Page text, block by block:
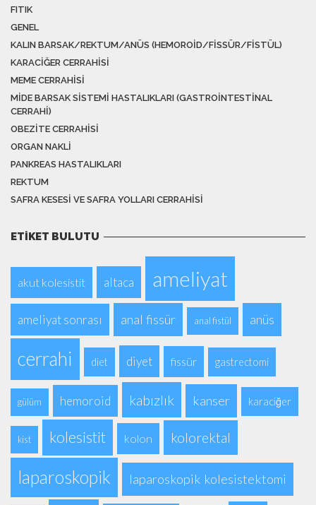
FITIK
GENEL
KALIN BARSAK/REKTUM/ANÜS (HEMOROID/FISSÜR/FISTÜL)
KARACIĞER CERRAHISI
MEME CERRAHISI
MIDE BARSAK SISTEMI HASTALIKLARI (GASTROINTESTINAL
CERRAHI)
OBEZITE CERRAHISI
ORGAN NAKLI
PANKREAS HASTALIKLARI
REKTUM
SAFRA KESESI VE SAFRA YOLLARI CERRAHISI
ETIKET BULUTU
akut kolesistit altaca ameliyat
ameliyat sonrası anal fissür anal fistül anüs
cerrahi diet diyet fissür gastrectomi
gülüm hemoroid kabızlık kanser karaciğer
kist kolesistit kolon kolorektal
laparoskopik laparoskopik kolesistektomi